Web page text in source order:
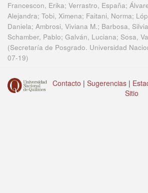
Francescon, Erika; Verrastro, España;
Alejandra; Tobi, Ximena; Faitani, Norma;
Daniela; Ambrosi, Viviana M.; Barbosa,
Schamber, Pablo; Galván, Luciana; Sosa,
(Secretaría de Posgrado. Universidad
07-19)
Contacto | Sugerencias |
Sitio